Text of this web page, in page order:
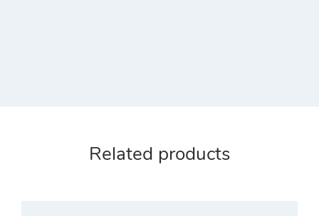
Related products